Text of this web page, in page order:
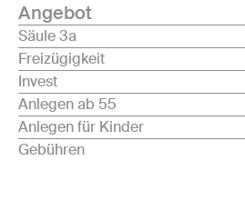
Angebot
Säule 3a
Freizügigkeit
Invest
Anlegen ab 55
Anlegen für Kinder
Gebühren